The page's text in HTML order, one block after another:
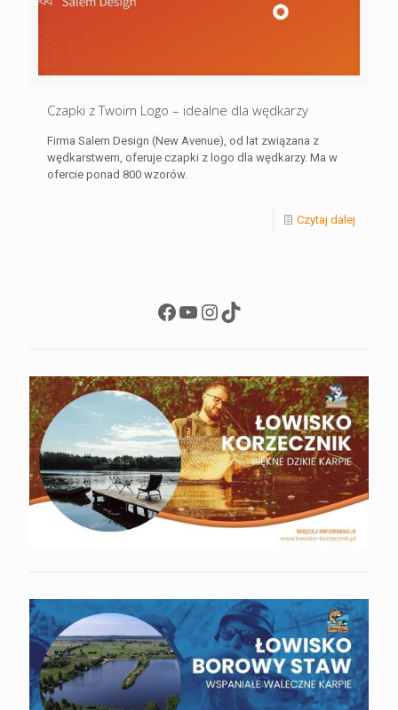
Czapki z Twoim Logo – idealne dla wędkarzy
Firma Salem Design (New Avenue), od lat związana z
wędkarstwem, oferuje czapki z logo dla wędkarzy. Ma w
ofercie ponad 800 wzorów.
Czytaj dalej
Facebook
YouTube
Instagram
TikTok